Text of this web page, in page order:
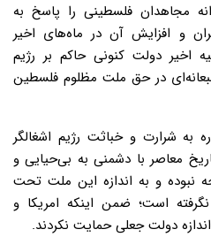
مجاهدان فلسطینی را پاسخ به
و افزایش آن در ماه‌های اخیر
اخیر دولت کنونی حاکم بر رژیم
در حق ملت مظلوم فلسطین
به شرارت و خباثت رژیم اشغالگر
معاصر با دشمنی به بی‌حیایی و
نبوده و به اندازه این ملت تحت
است؛ ضمن اینکه امریکا و
دولت جعلی حمایت نکردند.